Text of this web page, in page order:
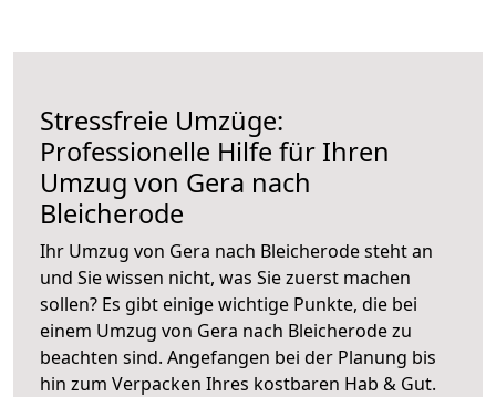
Stressfreie Umzüge:
Professionelle Hilfe für Ihren
Umzug von Gera nach
Bleicherode
Ihr Umzug von Gera nach Bleicherode steht an
und Sie wissen nicht, was Sie zuerst machen
sollen? Es gibt einige wichtige Punkte, die bei
einem Umzug von Gera nach Bleicherode zu
beachten sind. Angefangen bei der Planung bis
hin zum Verpacken Ihres kostbaren Hab & Gut.